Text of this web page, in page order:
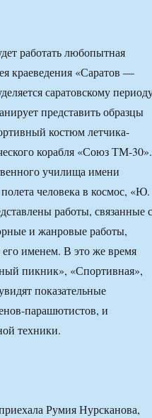
работать любопытная
краеведения «Саратов —
саратовскому
представить образцы
костюм летчика-
корабля «Союз ТМ-30».
училища имени
человека в космос, «Ю.
работы, связанные с
и жанровые работы,
именем. В это же время
пикник», «Спортивная»,
показательные
парашютистов, и
техники.
Румия Нурсканова,